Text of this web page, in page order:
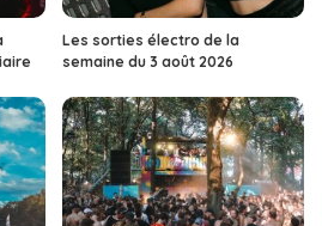
Les sorties électro de la
semaine du 3 août 2026